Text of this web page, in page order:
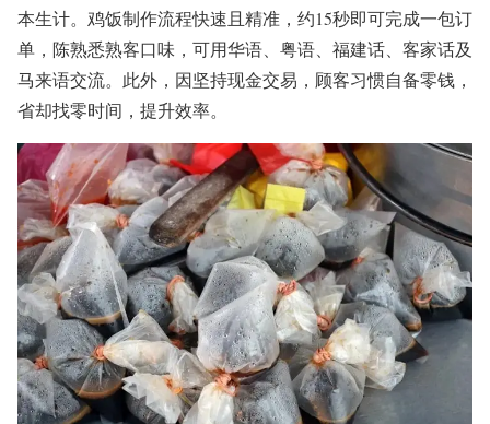
本生计。鸡饭制作流程快速且精准，约15秒即可完成一包订
单，陈熟悉熟客口味，可用华语、粤语、福建话、客家话及
马来语交流。此外，因坚持现金交易，顾客习惯自备零钱，
省却找零时间，提升效率。